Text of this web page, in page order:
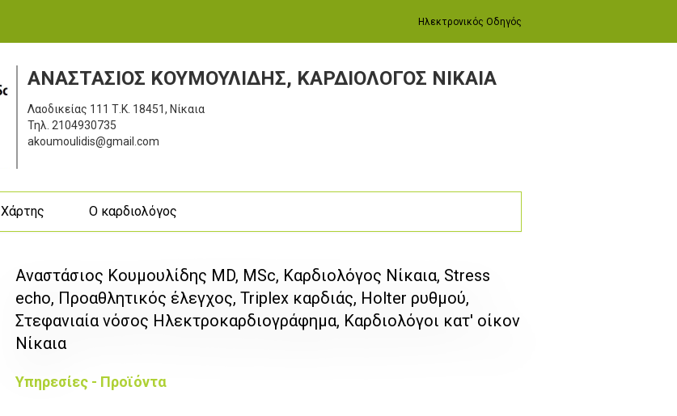
Ηλεκτρονικός Οδηγός
ΑΝΑΣΤΑΣΙΟΣ ΚΟΥΜΟΥΛΙΔΗΣ, ΚΑΡΔΙΟΛΟΓΟΣ ΝΙΚΑΙΑ
Λαοδικείας 111 Τ.Κ. 18451, Νίκαια
Τηλ. 2104930735
akoumoulidis@gmail.com
Χάρτης Ο καρδιολόγος
Αναστάσιος Κουμουλίδης MD, MSc, Καρδιολόγος Νίκαια, Stress
echo, Προαθλητικός έλεγχος, Triplex καρδιάς, Holter ρυθμού,
Στεφανιαία νόσος Ηλεκτροκαρδιογράφημα, Καρδιολόγοι κατ' οίκον
Νίκαια
Υπηρεσίες - Προϊόντα